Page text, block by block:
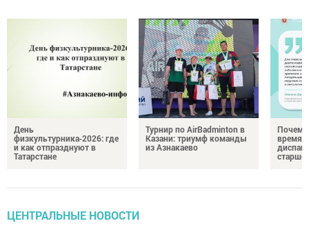
День
физкультурника‑2026: где
и как отпразднуют в
Татарстане
Турнир по AirBadminton в
Казани: триумф команды
из Азнакаево
Почему
время
ЦЕНТРАЛЬНЫЕ НОВОСТИ